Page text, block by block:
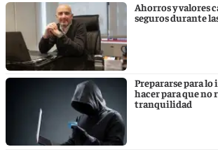
Ahorros y valores
seguros durante
Prepararse para lo
hacer para que no
tranquilidad